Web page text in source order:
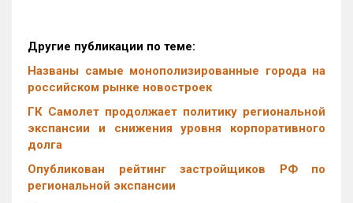
Другие публикации по теме:
Названы самые монополизированные города на
российском рынке новостроек
ГК Самолет продолжает политику региональной
экспансии и снижения уровня корпоративного
долга
Опубликован рейтинг застройщиков РФ по
региональной экспансии